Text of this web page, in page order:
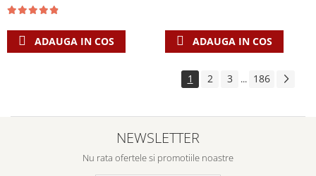
ADAUGA IN COS ADAUGA IN COS
1 2 3 ... 186
NEWSLETTER
Nu rata ofertele si promotiile noastre